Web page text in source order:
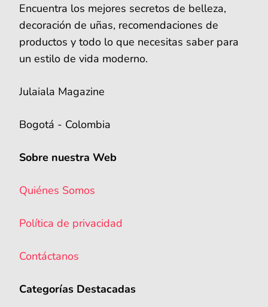
Encuentra los mejores secretos de belleza,
decoración de uñas, recomendaciones de
productos y todo lo que necesitas saber para
un estilo de vida moderno.
Julaiala Magazine
Bogotá - Colombia
Sobre nuestra Web
Quiénes Somos
Política de privacidad
Contáctanos
Categorías Destacadas